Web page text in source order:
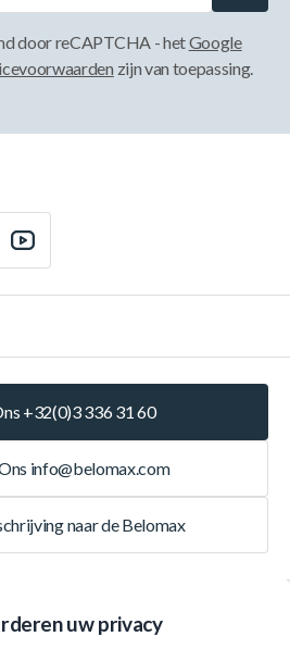
uw privacy
door reCAPTCHA - hetGoogle
zijn van toepassing.
+32(0)3 336 31 60
info@belomax.com
naar de Belomax